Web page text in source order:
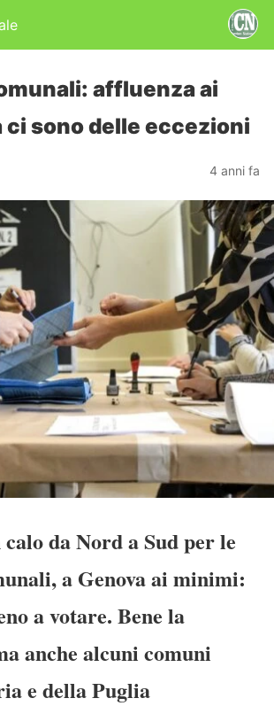
affluenza ai
ci sono delle eccezioni
4 anni fa
da Nord a Sud per le
a Genova ai minimi:
a votare. Bene la
anche alcuni comuni
e della Puglia